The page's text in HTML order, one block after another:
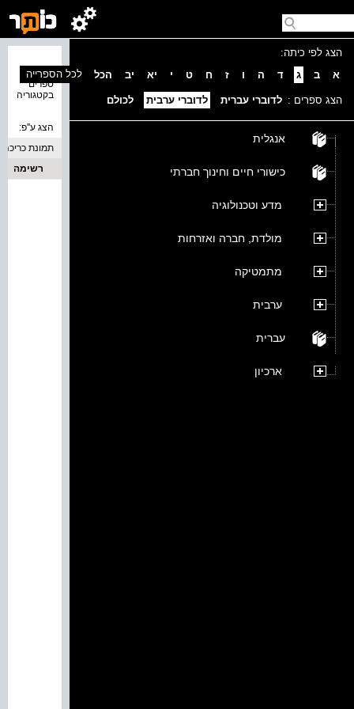
הצג לפי כיתה:
א
ב ג ד ה ו ז ח ט י יא יב הכל
הצג ספרים : לדוברי עברית לדוברי ערבית לכולם
אנגלית
כישורי חיים וחינוך חברתי
מדע וטכנולוגיה
מולדת, חברה ואזרחות
מתמטיקה
ערבית
עברית
ארכיון
ספרים
בקטגוריה
לכל הספרייה
הצג ע''פ:
תמונת כריכה
רשימה